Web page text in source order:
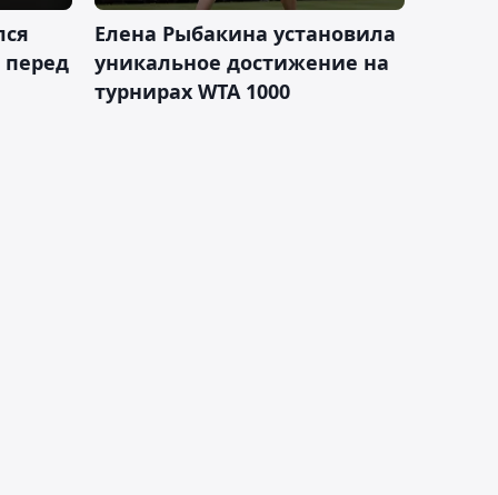
перед
Елена Рыбакина установила
уникальное достижение на
турнирах WTA 1000